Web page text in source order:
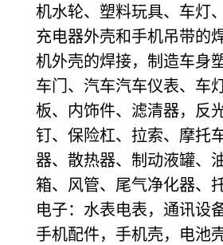
机水轮、塑料玩具、车灯、
充电器外壳和手机吊带的
机外壳的焊接，制造车身
车门、汽车汽车仪表、车
板、内饰件、滤清器，反
钉、保险杠、拉索、摩托
器、散热器、制动液罐、
箱、风管、尾气净化器、
电子：水表电表， 通讯设
手机配件，手机壳，电池